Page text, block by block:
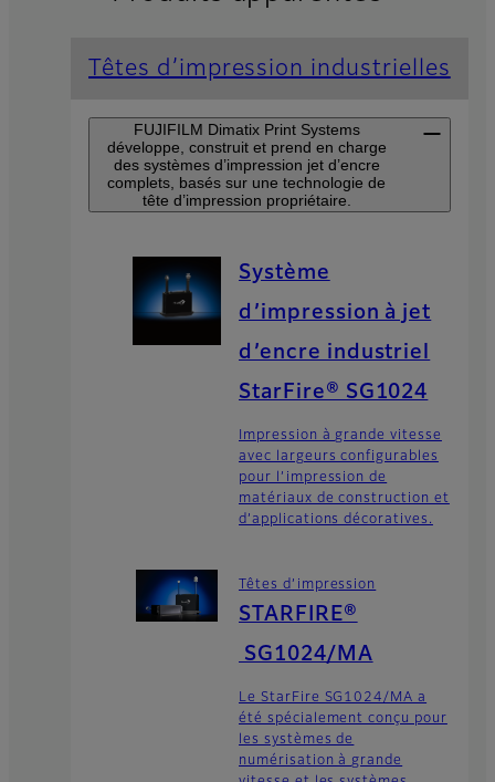
Têtes d’impression industrielles
FUJIFILM Dimatix Print Systems
développe, construit et prend en charge
des systèmes d’impression jet d’encre
complets, basés sur une technologie de
tête d’impression propriétaire.
Système
d’impression à jet
d’encre industriel
StarFire® SG1024
Impression à grande vitesse
avec largeurs configurables
pour l’impression de
matériaux de construction et
d’applications décoratives.
Têtes d’impression
STARFIRE®
SG1024/MA
Le StarFire SG1024/MA a
été spécialement conçu pour
les systèmes de
numérisation à grande